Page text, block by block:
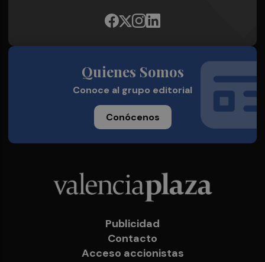
Quienes Somos
Conoce al grupo editorial
Conócenos
Publicidad
Contacto
Acceso accionistas